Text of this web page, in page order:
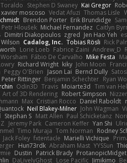
Stephen D Swaney Kai Gregor
xavier moscoso Vedat Afuzi Thomas Lisle
Brendon Porter Erik Brundidge
Petr Hloušek Michael Fernandez Caitlyn
Dimitri Diakopoulos zgred Jen Hao Yeh
Cadalog, Inc. Tobias Rösli Rick
Lorie Loeb Fabrice Zaini Andrew_D
Fábio De Carvalho Mike Festa
Richard Wright kiky John Moon
Peggy O'Brien Jason Lai Bernd Dully
Peter Rittinger Benjamin Schechter Ryan
Odin3D Travis Moiarte3d Tim van
Art of 3D Rendering Robert Simpson
Max Cristian Rocco Daniel Raboldt
Neil Blakey-Milner John Wagman
Stephan S Matt Allen Paul Schicketanz
Jeremy Park Cameron Keffer Yan Shi
Timo Muraja Tom Norman Rodney
Jack Foley fxtentacle Marielli Vichique
Hun73rdk Abraham Mast YYSSun
Dustin Patrick Brady ProtanopicMidget
DaLivelyGhost Lose Pacific Jimikimo